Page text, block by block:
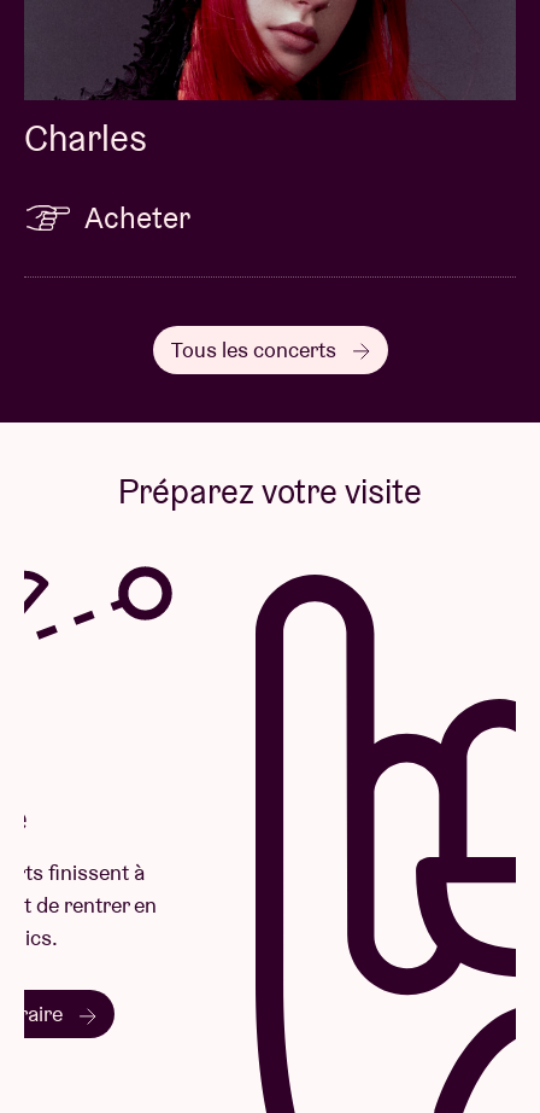
REMBOURSABLES.
Les remboursements ne seront possibles
uniquement dans le cas d’une annulation du show
ou des packages. Les changements de noms ne sont
d’identité afin de retirer le contenu de leur package.
© by Mao Atth
Charles
Acheter
Tous les concerts
Préparez votre visite